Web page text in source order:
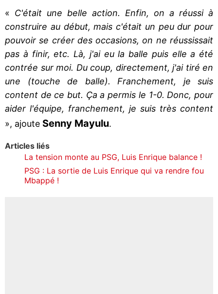
« C'était une belle action. Enfin, on a réussi à
construire au début, mais c'était un peu dur pour
pouvoir se créer des occasions, on ne réussissait
pas à finir, etc. Là, j'ai eu la balle puis elle a été
contrée sur moi. Du coup, directement, j'ai tiré en
une (touche de balle). Franchement, je suis
content de ce but. Ça a permis le 1-0. Donc, pour
aider l'équipe, franchement, je suis très content
», ajoute Senny Mayulu.
Articles liés
La tension monte au PSG, Luis Enrique balance !
PSG : La sortie de Luis Enrique qui va rendre fou
Mbappé !